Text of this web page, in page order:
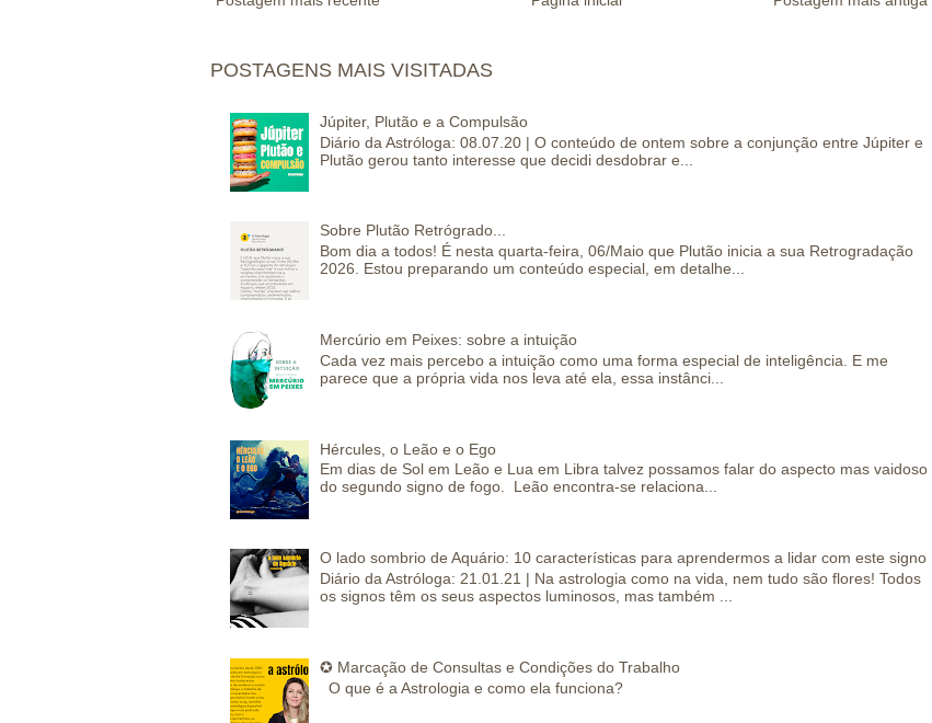
POSTAGENS MAIS VISITADAS
Júpiter, Plutão e a Compulsão
Diário da Astróloga: 08.07.20 | O conteúdo de ontem sobre a conjunção entre Júpiter e
Plutão gerou tanto interesse que decidi desdobrar e...
Sobre Plutão Retrógrado...
Bom dia a todos! É nesta quarta-feira, 06/Maio que Plutão inicia a sua Retrogradação
2026. Estou preparando um conteúdo especial, em detalhe...
Mercúrio em Peixes: sobre a intuição
Cada vez mais percebo a intuição como uma forma especial de inteligência. E me
parece que a própria vida nos leva até ela, essa instânci...
Hércules, o Leão e o Ego
Em dias de Sol em Leão e Lua em Libra talvez possamos falar do aspecto mas vaidoso
do segundo signo de fogo. Leão encontra-se relaciona...
O lado sombrio de Aquário: 10 características para aprendermos a lidar com este signo
Diário da Astróloga: 21.01.21 | Na astrologia como na vida, nem tudo são flores! Todos
os signos têm os seus aspectos luminosos, mas também ...
✪ Marcação de Consultas e Condições do Trabalho
O que é a Astrologia e como ela funciona?